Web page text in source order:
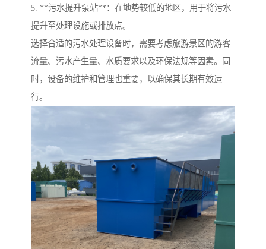
5. **污水提升泵站**：在地势较低的地区，用于将污水
提升至处理设施或排放点。
选择合适的污水处理设备时，需要考虑旅游景区的游客
流量、污水产生量、水质要求以及环保法规等因素。同
时，设备的维护和管理也重要，以确保其长期有效运
行。